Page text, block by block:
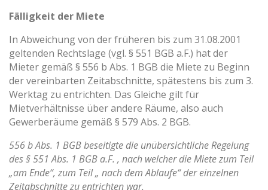
Fälligkeit der Miete
In Abweichung von der früheren bis zum 31.08.2001
geltenden Rechtslage (vgl. § 551 BGB a.F.) hat der
Mieter gemäß § 556 b Abs. 1 BGB die Miete zu Beginn
der vereinbarten Zeitabschnitte, spätestens bis zum 3.
Werktag zu entrichten. Das Gleiche gilt für
Mietverhältnisse über andere Räume, also auch
Gewerberäume gemäß § 579 Abs. 2 BGB.
556 b Abs. 1 BGB beseitigte die unübersichtliche Regelung
des § 551 Abs. 1 BGB a.F. , nach welcher die Miete zum Teil
„am Ende“, zum Teil „ nach dem Ablaufe“ der einzelnen
Zeitabschnitte zu entrichten war.